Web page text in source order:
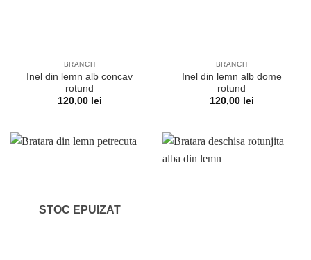
BRANCH
Inel din lemn alb concav
rotund
120,00 lei
BRANCH
Inel din lemn alb dome
rotund
120,00 lei
STOC EPUIZAT